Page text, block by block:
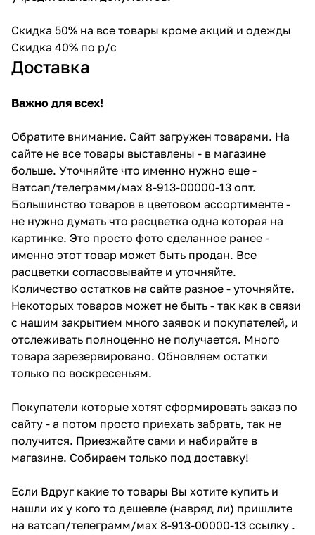
Скидка 50% на все товары кроме акций и одежды
Скидка 40% по р/с
Доставка
Важно для всех!
Обратите внимание. Сайт загружен товарами. На
сайте не все товары выставлены - в магазине
больше. Уточняйте что именно нужно еще -
Ватсап/телеграмм/мах 8-913-00000-13 опт.
Большинство товаров в цветовом ассортименте -
не нужно думать что расцветка одна которая на
картинке. Это просто фото сделанное ранее -
именно этот товар может быть продан. Все
расцветки согласовывайте и уточняйте.
Количество остатков на сайте разное - уточняйте.
Некоторых товаров может не быть - так как в связи
с нашим закрытием много заявок и покупателей, и
отслеживать полноценно не получается. Много
товара зарезервировано. Обновляем остатки
только по воскресеньям.
Покупатели которые хотят сформировать заказ по
сайту - а потом просто приехать забрать, так не
получится. Приезжайте сами и набирайте в
магазине. Собираем только под доставку!
Если Вдруг какие то товары Вы хотите купить и
нашли их у кого то дешевле (навряд ли) пришлите
на ватсап/телеграмм/мах 8-913-00000-13 ссылку .